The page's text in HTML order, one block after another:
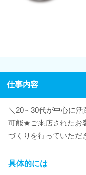
仕事内容
＼20～30代が中心に
可能★ご来店されたお
づくりを行っていただ
具体的には